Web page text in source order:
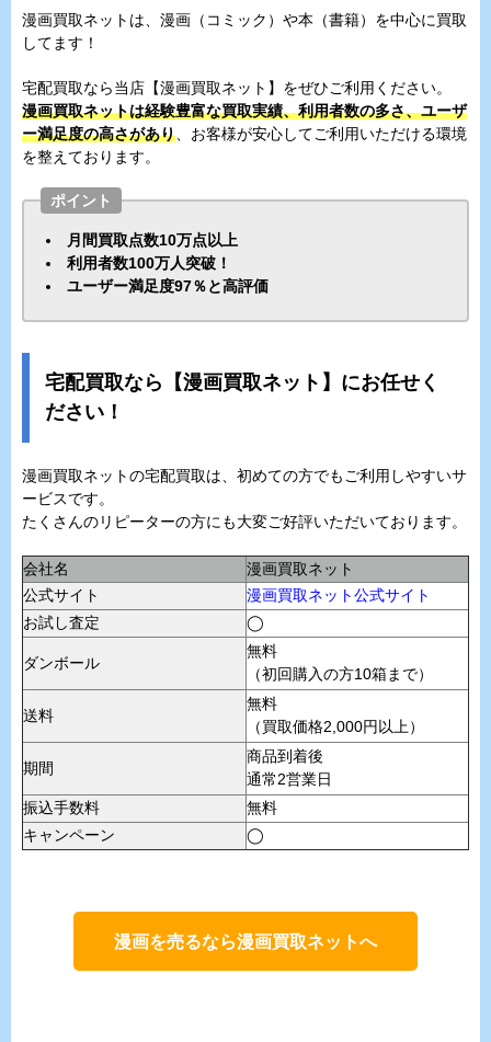
漫画買取ネットは、漫画（コミック）や本（書籍）を中心に買取
してます！
宅配買取なら当店【漫画買取ネット】をぜひご利用ください。
漫画買取ネットは経験豊富な買取実績、利用者数の多さ、ユーザ
ー満足度の高さがあり、お客様が安心してご利用いただける環境
を整えております。
ポイント
月間買取点数10万点以上
利用者数100万人突破！
ユーザー満足度97％と高評価
宅配買取なら【漫画買取ネット】にお任せく
ださい！
漫画買取ネットの宅配買取は、初めての方でもご利用しやすいサ
ービスです。
たくさんのリピーターの方にも大変ご好評いただいております。
会社名
漫画買取ネット
公式サイト
漫画買取ネット公式サイト
お試し査定
◯
ダンボール
無料
（初回購入の方10箱まで）
送料
無料
（買取価格2,000円以上）
期間
商品到着後
通常2営業日
振込手数料
無料
キャンペーン
◯
漫画を売るなら漫画買取ネットへ